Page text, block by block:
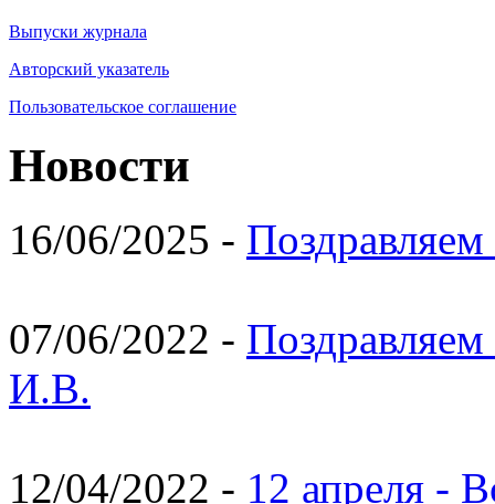
Выпуски журнала
Авторский указатель
Пользовательское соглашение
Новости
16/06/2025 -
07/06/2022 -
И.В.
12/04/2022 - 12 апреля -